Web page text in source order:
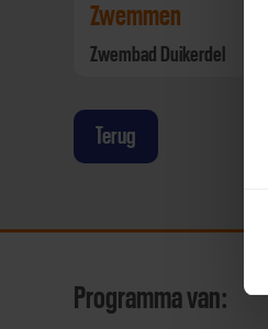
Zwemmen
Zwembad Duikerdel
Terug
Programma van: